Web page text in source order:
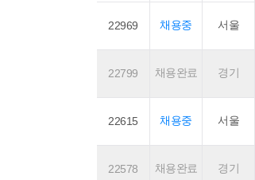
22969 채용중 서울
22799 채용완료 경기
22615 채용중 서울
22578 채용완료 경기